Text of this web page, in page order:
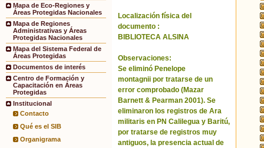
Mapa de Eco-Regiones y
Áreas Protegidas Nacionales
Mapa de Regiones
Administrativas y Áreas
Protegidas Nacionales
Mapa del Sistema Federal de
Áreas Protegidas
Documentos de interés
Centro de Formación y
Capacitación en Áreas
Protegidas
Institucional
Contacto
Qué es el SIB
Organigrama
Localización física del
documento :
BIBLIOTECA ALSINA
Observaciones:
Se eliminó Penelope
montagnii por tratarse de un
error comprobado (Mazar
Barnett & Pearman 2001). Se
eliminaron los registros de Ara
militaris en PN Calilegua y Baritú,
por tratarse de registros muy
antiguos, la presencia actual de